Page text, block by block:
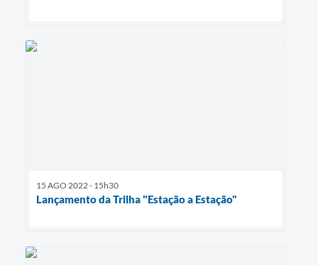
15 AGO 2022 - 15h30
Lançamento da Trilha "Estação a Estação"